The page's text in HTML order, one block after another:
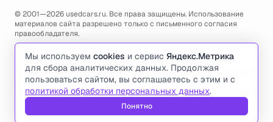
© 2001—2026 usedcars.ru. Все права защищены. Использование
материалов сайта разрешено только с письменного согласия
правообладателя.
Пользуясь сайтом, вы соглашаетесь с использованием cookies и
политикой обработки персональных данных.
По всем вопросам связанным с работой сайта, ошибками, глюками
и проблемами обращайтесь по адресу электронной почты
support@usedcars.ruили пишите в телеграм@usedcarsru_support
Мы используем cookies и сервис Яндекс.Метрика
для сбора аналитических данных. Продолжая
пользоваться сайтом, вы соглашаетесь с этим и с
политикой обработки персональных данных.
Понятно